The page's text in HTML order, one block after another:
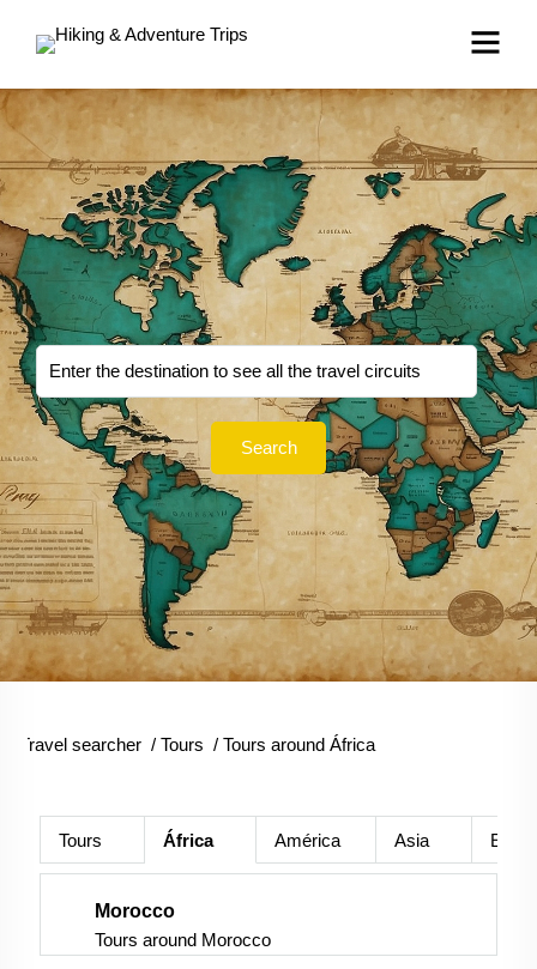
Search
Travel searcher / Tours / Tours around África
Tours África América Asia
Morocco
Tours around Morocco